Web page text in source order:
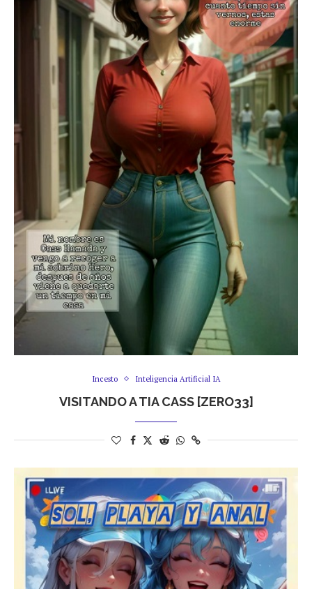
Incesto Inteligencia Artificial IA
VISITANDO A TIA CASS [ZERO33]